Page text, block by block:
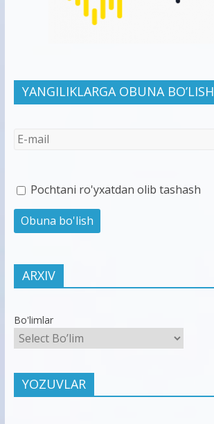
YANGILIKLARGA OBUNA BO’LISH
Pochtani ro'yxatdan olib tashash
ARXIV
Bo'limlar
YOZUVLAR